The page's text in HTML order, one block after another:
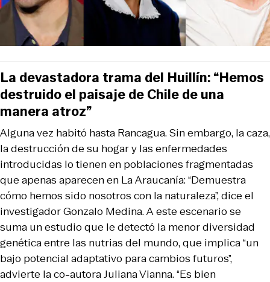
Alguna vez habitó hasta Rancagua. Sin embargo, la caza,
la destrucción de su hogar y las enfermedades
introducidas lo tienen en poblaciones fragmentadas
que apenas aparecen en La Araucanía: “Demuestra
cómo hemos sido nosotros con la naturaleza”, dice el
investigador Gonzalo Medina. A este escenario se
suma un estudio que le detectó la menor diversidad
genética entre las nutrias del mundo, que implica “un
bajo potencial adaptativo para cambios futuros”,
advierte la co-autora Juliana Vianna. “Es bien
La devastadora trama del Huillín: “Hemos
destruido el paisaje de Chile de una
manera atroz”